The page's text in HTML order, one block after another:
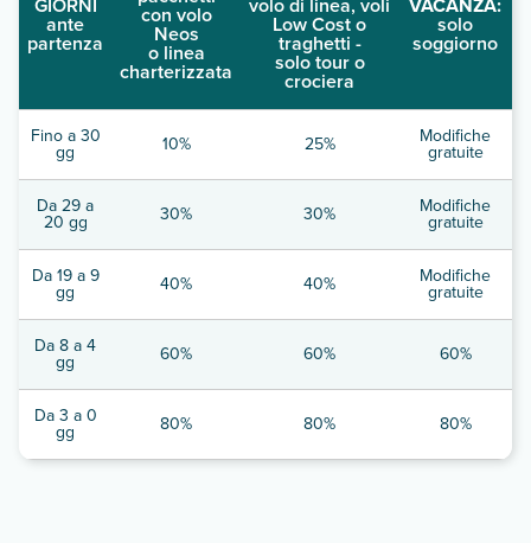
ante
partenza
con volo
Neos
o linea
charterizzata
Low Cost o
traghetti -
solo tour o
crociera
solo
soggiorno
Fino a 30
gg 10% 25% Modifiche
gratuite
Da 29 a
20 gg 30% 30% Modifiche
gratuite
Da 19 a 9
gg 40% 40% Modifiche
gratuite
Da 8 a 4
gg 60% 60% 60%
Da 3 a 0
gg 80% 80% 80%